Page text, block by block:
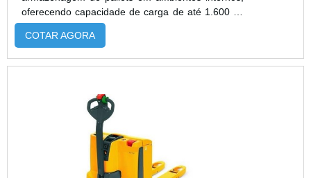
oferecendo capacidade de carga de até 1.600 kg
e elevação de até 5,40 metros. Equipada com
direção elétrica, comandos proporcionais, display
operação silenciosa, precisa e segura. Disponível
(recarga rápida em até 1 hora), garante alta
eficiência energética e baixo custo de
manutenção. Comercializada pela Alphaquip,
distribuidora autorizada Paletrans, a PT16 conta
com pronta entrega, suporte técnico
especializado, condições comerciais flexíveis e
COTAR AGORA